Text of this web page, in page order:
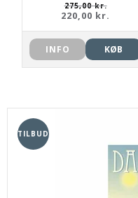
275,00 kr.
220,00 kr.
INFO KØB
TILBUD